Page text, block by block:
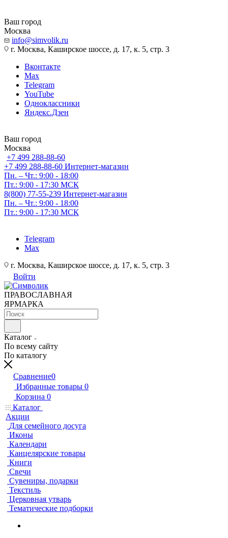
Ваш город
Москва
info@simvolik.ru
г. Москва, Каширское шоссе, д. 17, к. 5, стр. 3
Вконтакте
Max
Telegram
YouTube
Одноклассники
Яндекс.Дзен
Ваш город
Москва
+7 499 288-88-60
+7 499 288-88-60 Интернет-магазин
Пн. – Чт.: 9:00 - 18:00
Пт.: 9:00 - 17:30 МСК
8(800) 77-55-239 Интернет-магазин
Пн. – Чт.: 9:00 - 18:00
Пт.: 9:00 - 17:30 МСК
Telegram
Max
г. Москва, Каширское шоссе, д. 17, к. 5, стр. 3
Войти
ПРАВОСЛАВНАЯ
ЯРМАРКА
Каталог
По всему сайту
По каталогу
Сравнение0
Избранные товары 0
Корзина 0
Каталог
Акции
Для семейного досуга
Иконы
Календари
Канцелярские товары
Книги
Свечи
Сувениры, подарки
Текстиль
Церковная утварь
Тематические подборки